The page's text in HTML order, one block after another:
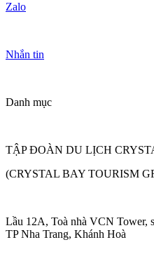
Zalo
Nhắn tin
Danh mục
TẬP ĐOÀN DU LỊCH
(CRYSTAL BAY TOURISM
Lầu 12A, Toà nhà VCN Tower,
TP Nha Trang, Khánh Hoà